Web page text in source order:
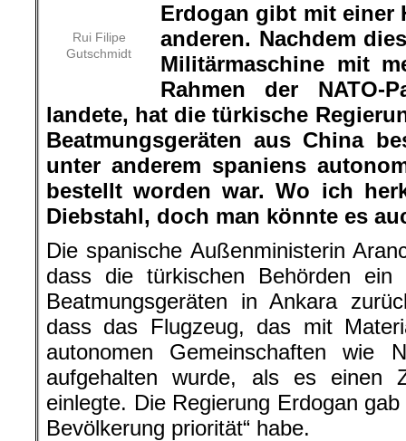
Rui Filipe
Gutschmidt
Erdogan gibt mit einer
anderen. Nachdem
Militärmaschine mit
Rahmen der NATO-
landete, hat die türkische
Beatmungsgeräten aus China
unter anderem spaniens
bestellt worden war. Wo ich
Diebstahl, doch man könnte es
Die spanische Außenministerin
dass die türkischen Behörden
Beatmungsgeräten in Ankara
dass das Flugzeug, das mit
autonomen Gemeinschaften wie
aufgehalten wurde, als es einen
einlegte. Die Regierung Erdogan
Bevölkerung priorität“ habe.